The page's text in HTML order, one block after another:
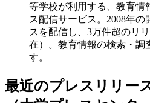
等学校が利用する、教育情
ス配信サービス。2008年
スを配信し、3万件超のリ
在）。教育情報の検索・調
す。
最近のプレスリリー